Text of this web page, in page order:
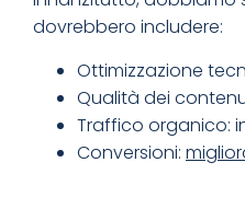
dovrebbero includere:
Ottimizzazione
Qualità dei
Traffico organico:
Conversioni: